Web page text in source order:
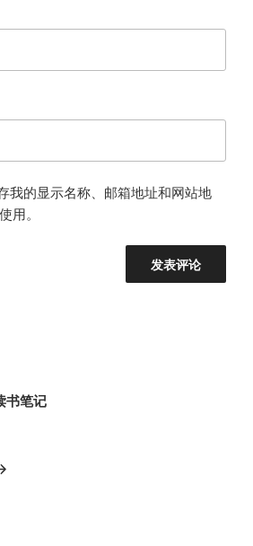
我的显示名称、邮箱地址和网站地
用。
书笔记